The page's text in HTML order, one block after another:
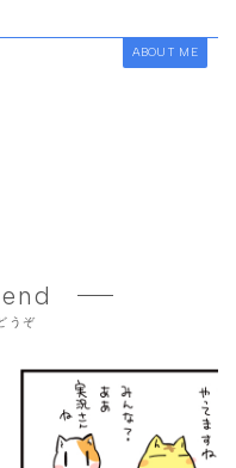
ABOUT ME
うぞ